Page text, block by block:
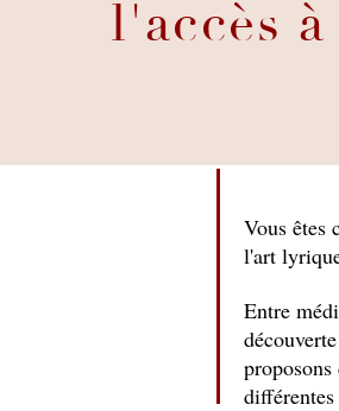
l'accès
Vous êtes
l'art
Entre